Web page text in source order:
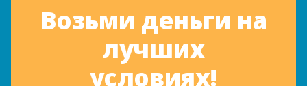
Возьми деньги на
лучших
условиях!